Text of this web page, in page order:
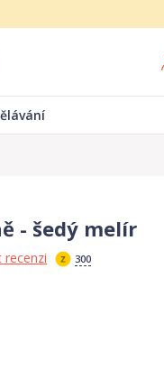
- šedý melír
recenzi 300